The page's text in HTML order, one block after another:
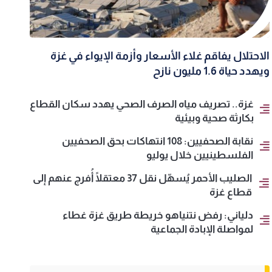
الاحتلال يفاقم غلاء الأسعار وأزمة الإيواء في غزة
ويهدد حياة 1.6 مليون نازح
غزة.. تصريف مياه الصرف الصحي يهدد سكان القطاع
بكارثة صحية وبيئية
نقابة الصحفيين: 108 انتهاكات بحق الصحفيين
الفلسطينيين خلال يوليو
الصليب الأحمر يُسهّل نقل 37 معتقلًا أُفرج عنهم إلى
قطاع غزة
دلياني: رفض نتنياهو خريطة طريق غزة غطاء
لمواصلة الإبادة الجماعية